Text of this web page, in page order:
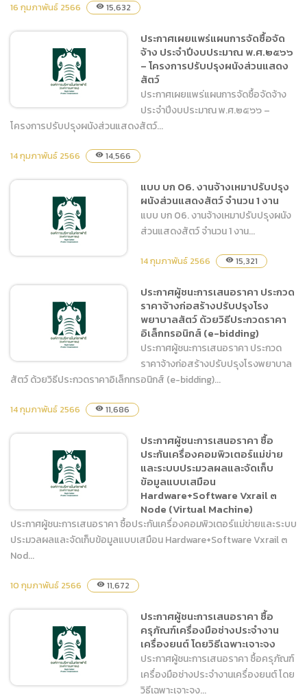
วงเงินงบประมาณ งานจ้าง
ปรับปรุงคอกกักสัตว์
อันตราย(ครั้งที่2)
16 กุมภาพันธ์ 2566 visibility 15,632
ประกาศเผยแพร่แผนการจัด
พ.ศ.๒๕๖๖ – โครงการ
ปรับปรุงผนังส่วนแสดงสัตว์
ประกาศเผยแพร่แผนการจัดซื้อจัด
จ้าง ประจำปีงบประมาณ พ.ศ.๒๕๖๖
– โครงการปรับปรุงผนังส่วนแสดง
สัตว์
ประกาศเผยแพร่แผนการจัดซื้อจัดจ้าง
ประจำปีงบประมาณ พ.ศ.๒๕๖๖ –
โครงการปรับปรุงผนังส่วนแสดงสัตว์...
14 กุมภาพันธ์ 2566 visibility 14,566
แบบ บก 06. งานจ้างเหมา
ปรับปรุงผนังส่วนแสดงสัตว์
จำนวน 1 งาน
แบบ บก 06. งานจ้างเหมาปรับปรุง
ผนังส่วนแสดงสัตว์ จำนวน 1 งาน
แบบ บก 06. งานจ้างเหมาปรับปรุงผนัง
ส่วนแสดงสัตว์ จำนวน 1 งาน...
14 กุมภาพันธ์ 2566 visibility 15,321
ประกาศผู้ชนะการเสนอราคา
ปรับปรุงโรงพยาบาลสัตว์
ด้วยวิธีประกวดราคา
อิเล็กทรอนิกส์ (e-bidding)
ประกาศผู้ชนะการเสนอราคา ประกวด
ราคาจ้างก่อสร้างปรับปรุงโรง
พยาบาลสัตว์ ด้วยวิธีประกวดราคา
อิเล็กทรอนิกส์ (e-bidding)
ประกาศผู้ชนะการเสนอราคา ประกวด
ราคาจ้างก่อสร้างปรับปรุงโรงพยาบาล
สัตว์ ด้วยวิธีประกวดราคาอิเล็กทรอนิกส์ (e-bidding)...
14 กุมภาพันธ์ 2566 visibility 11,686
ประกาศผู้ชนะการเสนอราคา
แม่ข่ายและระบบประมวลผล
และจัดเก็บข้อมูลแบบเสมือน
Vxrail ๓ Node (Virtual
ประกาศผู้ชนะการเสนอราคา ซื้อ
ประกันเครื่องคอมพิวเตอร์แม่ข่าย
และระบบประมวลผลและจัดเก็บ
ข้อมูลแบบเสมือน
Hardware+Software Vxrail ๓
Node (Virtual Machine)
ประกาศผู้ชนะการเสนอราคา ซื้อประกันเครื่องคอมพิวเตอร์แม่ข่ายและระบบ
ประมวลผลและจัดเก็บข้อมูลแบบเสมือน Hardware+Software Vxrail ๓
Nod...
10 กุมภาพันธ์ 2566 visibility 11,672
ประกาศผู้ชนะการเสนอราคา ซื้อ
ครุภัณฑ์เครื่องมือช่างประจำงาน
เครื่องยนต์ โดยวิธีเฉพาะเจาะจง
ประกาศผู้ชนะการเสนอราคา ซื้อครุภัณฑ์
เครื่องมือช่างประจำงานเครื่องยนต์ โดย
วิธีเฉพาะเจาะจง...